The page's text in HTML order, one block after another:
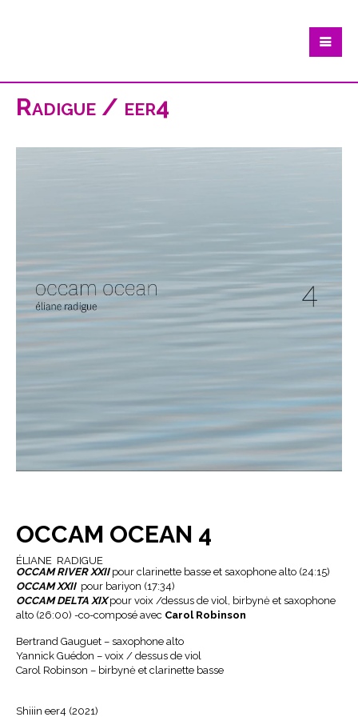
Radigue / eer4
OCCAM OCEAN 4
ÉLIANE RADIGUE
OCCAM RIVER XXIIpour clarinette basse et saxophone alto (24:15)
OCCAM XXIIpour bariyon (17:34)
OCCAM DELTA XIXpour voix /dessus de viol, birbynė et saxophone
alto (26:00) -co-composé avec Carol Robinson
Bertrand Gauguet – saxophone alto
Yannick Guédon – voix / dessus de viol
Carol Robinson – birbynė et clarinette basse
Shiiin eer4 (2021)